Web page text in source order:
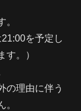
を予定し
す。）
の理由に伴う
。